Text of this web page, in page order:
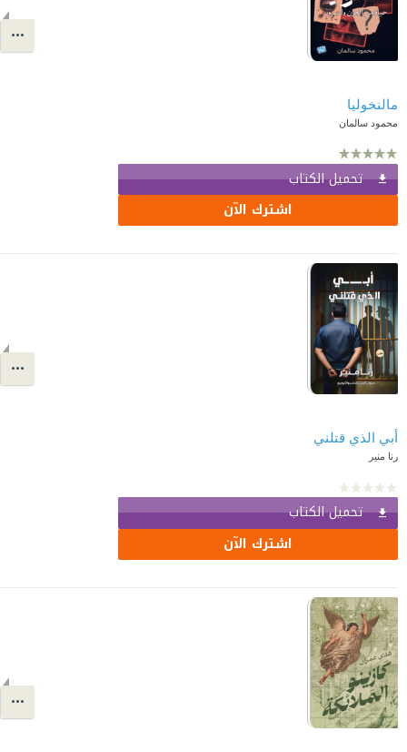
محمود سالمان
تحميل الكتاب
اشترك الآن
أبي الذي قتلني
رنا منير
تحميل الكتاب
اشترك الآن